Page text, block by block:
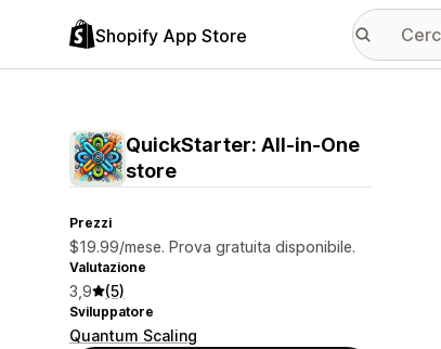
Shopify App Store
QuickStarter: All‑in‑One
store
Prezzi
$19.99/mese. Prova gratuita disponibile.
Valutazione
3,9 (5)
Sviluppatore
Quantum Scaling